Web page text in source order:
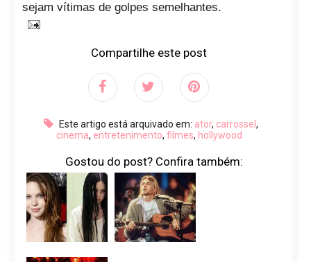
sejam vítimas de golpes semelhantes.
Compartilhe este post
Este artigo está arquivado em: ator, carrossel ,
cinema, entretenimento, filmes, hollywood
Gostou do post? Confira também: